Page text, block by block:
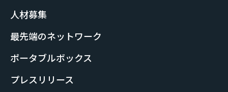
人材募集
最先端のネットワーク
ポータブルボックス
プレスリリース